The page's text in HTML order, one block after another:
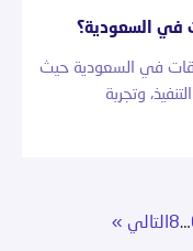
في السعودية؟
في السعودية حيث
وتجربة
…
8التالي »